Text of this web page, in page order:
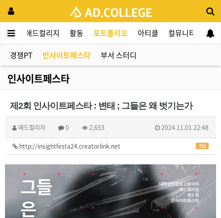
애드컬리지 활동 포트폴리오 아티클 컬뮤니티 애
경쟁PT 인사이트페스타 부서 스터디
인사이트페스타
제2회 인사이트페스타 : 변태 ; 그들은 왜 벗기는가
애드컬리지 0 2,653 2024.11.01 22:48
751
http://insightfesta24.creatorlink.net